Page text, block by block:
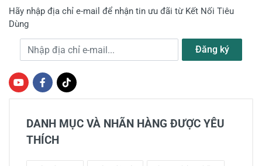
Hãy nhập địa chỉ e-mail để nhận tin ưu đãi từ Kết Nối Tiêu
Dùng
Địa chỉ e-mail Đăng ký
DANH MỤC VÀ NHÃN HÀNG ĐƯỢC YÊU
THÍCH